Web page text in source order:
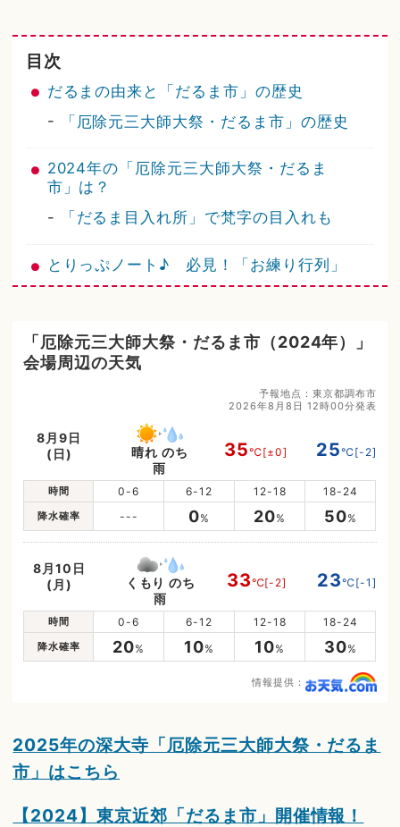
目次
だるまの由来と「だるま市」の歴史
-
「厄除元三大師大祭・だるま市」の歴史
2024年の「厄除元三大師大祭・だるま
市」は？
-
「だるま目入れ所」で梵字の目入れも
とりっぷノート♪ 必見！「お練り行列」
「厄除元三大師大祭・だるま市（2024年）」
会場周辺の天気
予報地点：東京都調布市
2026年8月8日 12時00分発表
8月9日
(日)
晴れ のち
雨
35℃[±0] 25℃[-2]
時間 0-6 6-12 12-18 18-24
降水確率 --- 0% 20% 50%
8月10日
(月)
くもり のち
雨
33℃[-2] 23℃[-1]
時間 0-6 6-12 12-18 18-24
降水確率 20% 10% 10% 30%
情報提供：
2025年の深大寺「厄除元三大師大祭・だるま
市」はこちら
【2024】東京近郊「だるま市」開催情報！